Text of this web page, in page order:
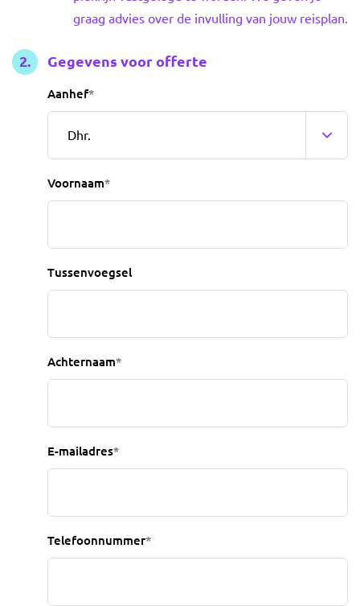
graag advies over de invulling van jouw reisplan.
Gegevens voor offerte
Aanhef*
Voornaam*
Tussenvoegsel
Achternaam*
E-mailadres*
Telefoonnummer*